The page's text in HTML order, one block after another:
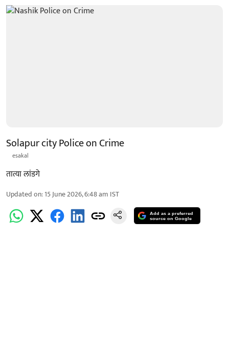
Solapur city Police on Crime
esakal
तात्या लांडगे
Updated on:15 June 2026, 6:48 am IST
Add as a preferred
source on Google